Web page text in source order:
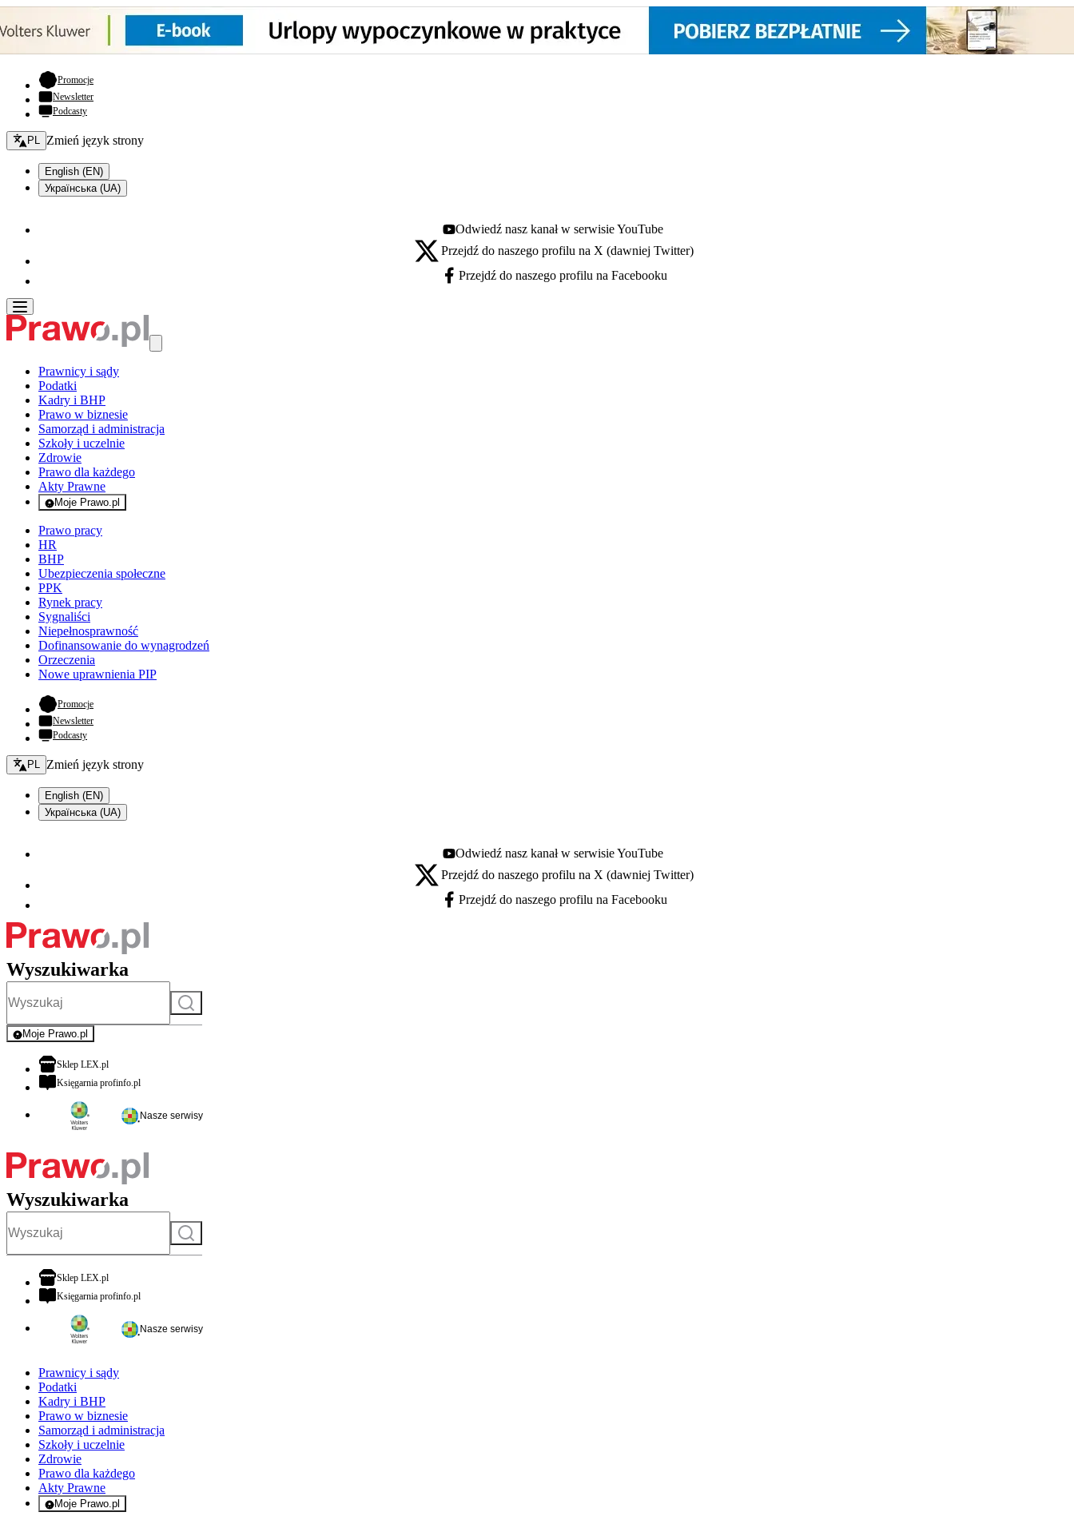
Promocje- otwiera się w nowej karcie
Newsletter
Podcasty
Zmień język - bieżący:
PL Zmień język strony
English (EN)
Українська (UA)
Youtube - otwiera się w nowej karcie
Odwiedź nasz kanał w serwisie YouTube
X - otwiera się w nowej karcie
Przejdź do naszego profilu na X (dawniej Twitter)
Facebook - otwiera się w nowej karcie
Przejdź do naszego profilu na Facebooku
Prawnicy i sądy
Podatki
Kadry i BHP
Prawo w biznesie
Samorząd i administracja
Szkoły i uczelnie
Zdrowie
Prawo dla każdego
Akty Prawne
Moje Prawo.pl
- rejestracja i logowanie do serwisu
Prawo pracy
HR
BHP
Ubezpieczenia społeczne
PPK
Rynek pracy
Sygnaliści
Niepełnosprawność
Dofinansowanie do wynagrodzeń
Orzeczenia
Nowe uprawnienia PIP
Promocje- otwiera się w nowej karcie
Newsletter
Podcasty
Zmień język - bieżący:
PL Zmień język strony
English (EN)
Українська (UA)
Youtube - otwiera się w nowej karcie
Odwiedź nasz kanał w serwisie YouTube
X - otwiera się w nowej karcie
Przejdź do naszego profilu na X (dawniej Twitter)
Facebook - otwiera się w nowej karcie
Przejdź do naszego profilu na Facebooku
Wyszukiwarka
Szukaj
Moje Prawo.pl
- rejestracja i logowanie do serwisu
Sklep LEX.plotwiera się w nowej karcie
Księgarnia profinfo.plotwiera się w nowej karcie
Nasze serwisy
Wyszukiwarka
Szukaj
Sklep LEX.plotwiera się w nowej karcie
Księgarnia profinfo.plotwiera się w nowej karcie
Nasze serwisy
Prawnicy i sądy
Podatki
Kadry i BHP
Prawo w biznesie
Samorząd i administracja
Szkoły i uczelnie
Zdrowie
Prawo dla każdego
Akty Prawne
Moje Prawo.pl
- rejestracja i logowanie do serwisu